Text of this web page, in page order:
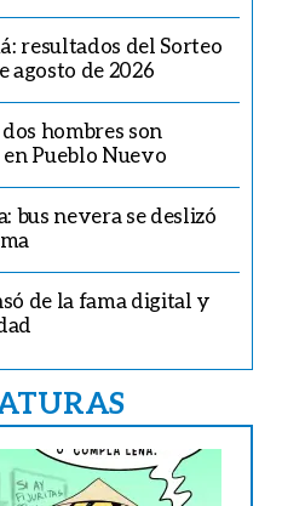
resultados del Sorteo
agosto de 2026
hombres son
Pueblo Nuevo
bus nevera se deslizó
de la fama digital y